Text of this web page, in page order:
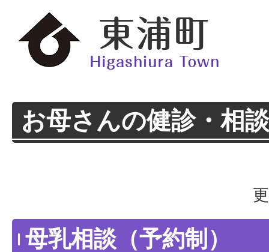
お母さんの健診・相談
母乳相談（予約制）